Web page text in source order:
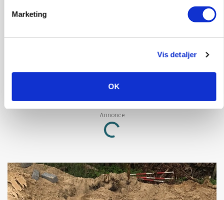
Marketing
Vis detaljer
OK
BUSINESS
Ejer eller medejer? Nyt tv-format udfordrer
Annonce
Loading...